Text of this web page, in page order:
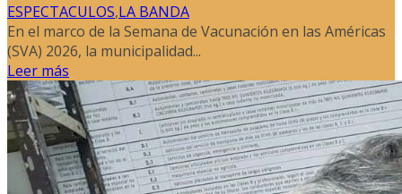
ESPECTACULOS,LA BANDA
En el marco de la Semana de Vacunación en las Américas
(SVA) 2026, la municipalidad...
Leer más